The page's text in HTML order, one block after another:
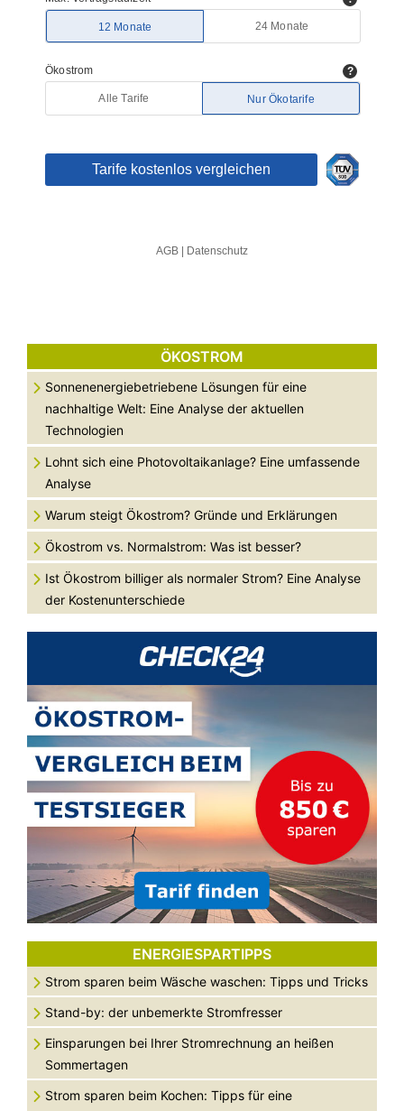
ÖKOSTROM
Sonnenenergiebetriebene Lösungen für eine
nachhaltige Welt: Eine Analyse der aktuellen
Technologien
Lohnt sich eine Photovoltaikanlage? Eine umfassende
Analyse
Warum steigt Ökostrom? Gründe und Erklärungen
Ökostrom vs. Normalstrom: Was ist besser?
Ist Ökostrom billiger als normaler Strom? Eine Analyse
der Kostenunterschiede
ENERGIESPARTIPPS
Strom sparen beim Wäsche waschen: Tipps und Tricks
Stand-by: der unbemerkte Stromfresser
Einsparungen bei Ihrer Stromrechnung an heißen
Sommertagen
Strom sparen beim Kochen: Tipps für eine